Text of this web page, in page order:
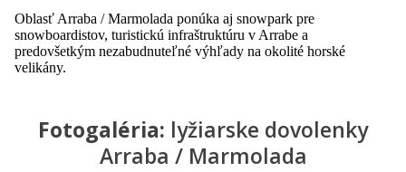
Oblasť Arraba / Marmolada ponúka aj snowpark pre
snowboardistov, turistickú infraštruktúru v Arrabe a
predovšetkým nezabudnuteľné výhľady na okolité horské
velikány.
Fotogaléria: lyžiarske dovolenky
Arraba / Marmolada